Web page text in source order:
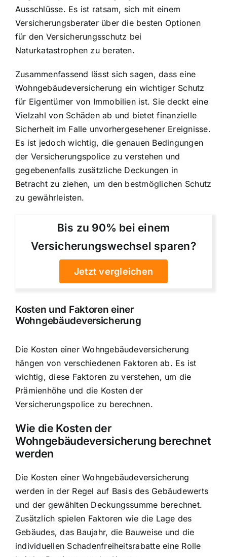
Ausschlüsse. Es ist ratsam, sich mit einem
Versicherungsberater über die besten Optionen
für den Versicherungsschutz bei
Naturkatastrophen zu beraten.
Zusammenfassend lässt sich sagen, dass eine
Wohngebäudeversicherung ein wichtiger Schutz
für Eigentümer von Immobilien ist. Sie deckt eine
Vielzahl von Schäden ab und bietet finanzielle
Sicherheit im Falle unvorhergesehener Ereignisse.
Es ist jedoch wichtig, die genauen Bedingungen
der Versicherungspolice zu verstehen und
gegebenenfalls zusätzliche Deckungen in
Betracht zu ziehen, um den bestmöglichen Schutz
zu gewährleisten.
Bis zu 90% bei einem
Versicherungswechsel sparen?
Jetzt vergleichen
Kosten und Faktoren einer
Wohngebäudeversicherung
Die Kosten einer Wohngebäudeversicherung
hängen von verschiedenen Faktoren ab. Es ist
wichtig, diese Faktoren zu verstehen, um die
Prämienhöhe und die Kosten der
Versicherungspolice zu berechnen.
Wie die Kosten der
Wohngebäudeversicherung berechnet
werden
Die Kosten einer Wohngebäudeversicherung
werden in der Regel auf Basis des Gebäudewerts
und der gewählten Deckungssumme berechnet.
Zusätzlich spielen Faktoren wie die Lage des
Gebäudes, das Baujahr, die Bauweise und die
individuellen Schadenfreiheitsrabatte eine Rolle